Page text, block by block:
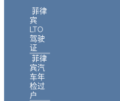
菲律
宾
LTO
驾驶
证
菲律
宾汽
车年
检过
户